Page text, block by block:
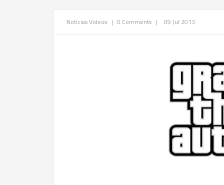
NoticiasVideos | 0 Comments | 09 Jul 2013